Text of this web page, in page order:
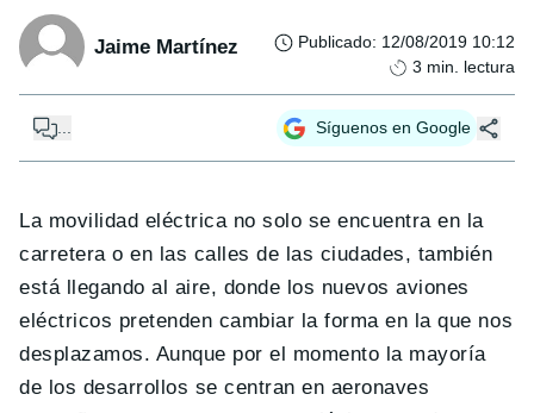
Jaime Martínez Publicado: 12/08/2019 10:12
3 min. lectura
... Síguenos en Google
La movilidad eléctrica no solo se encuentra en la
carretera o en las calles de las ciudades, también
está llegando al aire, donde los nuevos aviones
eléctricos pretenden cambiar la forma en la que nos
desplazamos. Aunque por el momento la mayoría
de los desarrollos se centran en aeronaves